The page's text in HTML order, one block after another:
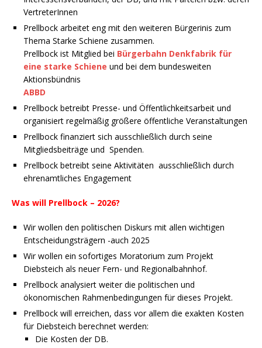
VertreterInnen
Prellbock arbeitet eng mit den weiteren Bürgerinis zum
Thema Starke Schiene zusammen.
Prellbock ist Mitglied bei Bürgerbahn Denkfabrik für
eine starke Schiene und bei dem bundesweiten
Aktionsbündnis
ABBD
Prellbock betreibt Presse- und Öffentlichkeitsarbeit und
organisiert regelmäßig größere öffentliche Veranstaltungen
Prellbock finanziert sich ausschließlich durch seine
Mitgliedsbeiträge und Spenden.
Prellbock betreibt seine Aktivitäten ausschließlich durch
ehrenamtliches Engagement
Was will Prellbock – 2026?
Wir wollen den politischen Diskurs mit allen wichtigen
Entscheidungsträgern -auch 2025
Wir wollen ein sofortiges Moratorium zum Projekt
Diebsteich als neuer Fern- und Regionalbahnhof.
Prellbock analysiert weiter die politischen und
ökonomischen Rahmenbedingungen für dieses Projekt.
Prellbock will erreichen, dass vor allem die exakten Kosten
für Diebsteich berechnet werden:
Die Kosten der DB.